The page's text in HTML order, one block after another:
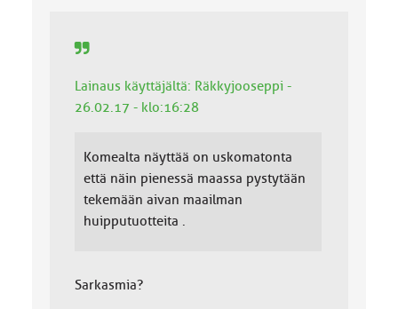
Lainaus käyttäjältä: Räkkyjooseppi -
26.02.17 - klo:16:28
Komealta näyttää on uskomatonta
että näin pienessä maassa pystytään
tekemään aivan maailman
huipputuotteita .
Sarkasmia?